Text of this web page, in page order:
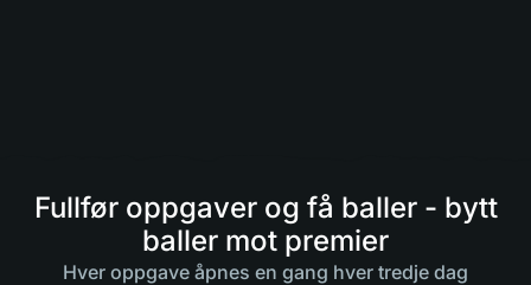
Fullfør oppgaver og få baller - bytt
baller mot premier
Hver oppgave åpnes en gang hver tredje dag